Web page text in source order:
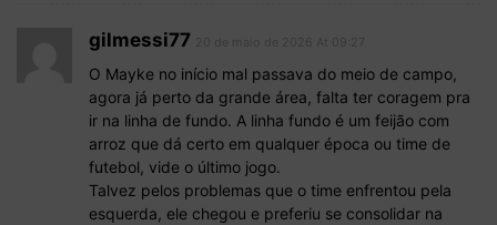
gilmessi77
O Mayke no início mal passava do meio de campo,
agora já perto da grande área, falta ter coragem pra
ir na linha de fundo. A linha fundo é um feijão com
arroz que dá certo em qualquer época ou time de
futebol, vide o último jogo.
Talvez pelos problemas que o time enfrentou pela
esquerda, ele chegou e preferiu se consolidar na